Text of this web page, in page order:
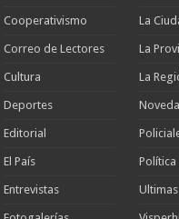
Cooperativismo
Correo de Lectores
Cultura
Deportes
Editorial
El País
Entrevistas
La
La
La
Política